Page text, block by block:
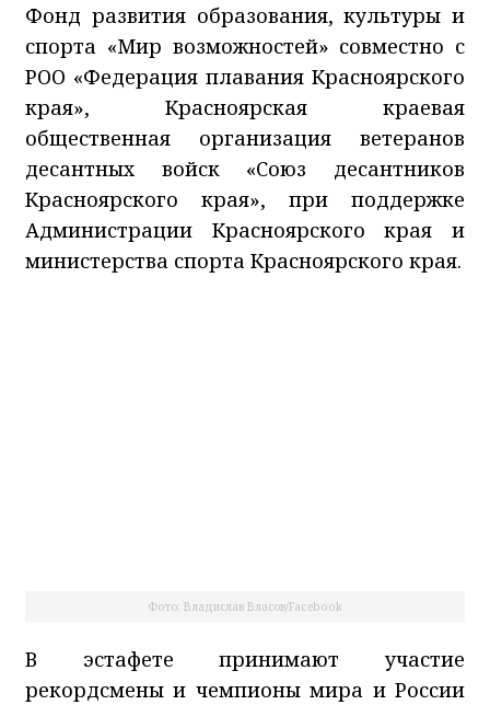
Фонд развития образования, культуры и
спорта «Мир возможностей» совместно с
РОО «Федерация плавания Красноярского
края», Красноярская краевая
общественная организация ветеранов
десантных войск «Союз десантников
Красноярского края», при поддержке
Администрации Красноярского края и
министерства спорта Красноярского края.
Фото: Владислав Власов/Facebook
В эстафете принимают участие
рекордсмены и чемпионы мира и России